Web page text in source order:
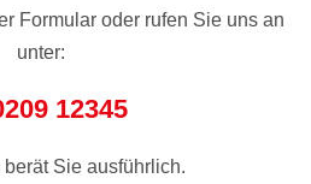
Formular oder rufen Sie uns an
unter:
12345
berät Sie ausführlich.